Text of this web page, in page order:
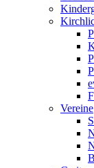
Vereine